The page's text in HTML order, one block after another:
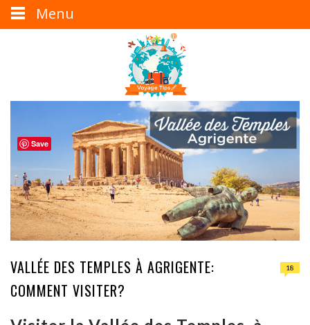
VALLÉE DES TEMPLES À AGRIGENTE:
COMMENT VISITER?
18
Menu
Save